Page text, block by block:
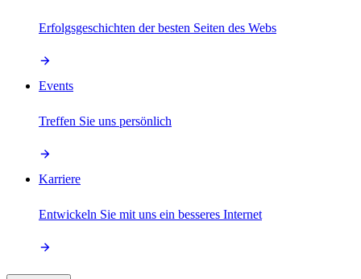
Erfolgsgeschichten der besten Seiten des Webs
Events
Treffen Sie uns persönlich
Karriere
Entwickeln Sie mit uns ein besseres Internet